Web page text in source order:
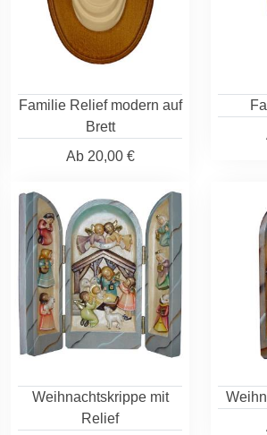
Familie Relief modern auf
Brett
Ab20,00 €
Weihnachtskrippe mit
Relief